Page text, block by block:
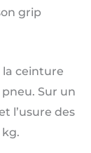
grip
la ceinture
Sur un
l’usure des